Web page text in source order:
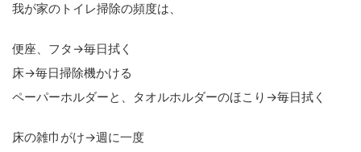
我が家のトイレ掃除の頻度は、
便座、フタ→毎日拭く
床→毎日掃除機かける
ペーパーホルダーと、タオルホルダーのほこり→毎日拭く
床の雑巾がけ→週に一度